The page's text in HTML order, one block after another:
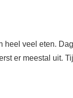
veel eten.
er meestal uit.